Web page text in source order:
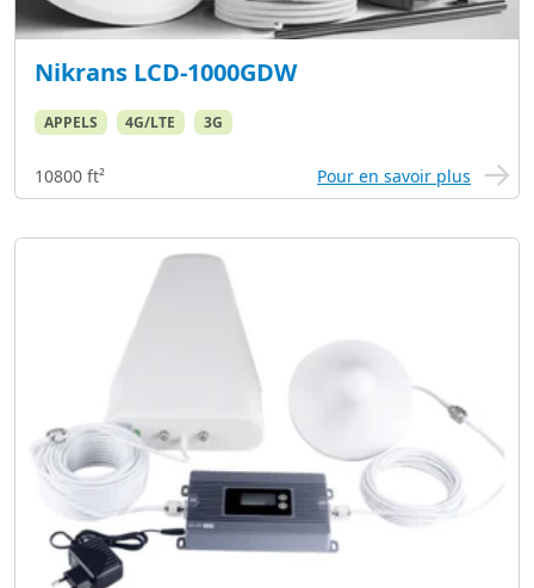
Nikrans LCD-1000GDW
APPELS 4G/LTE 3G
10800 ft² Pour en savoir plus